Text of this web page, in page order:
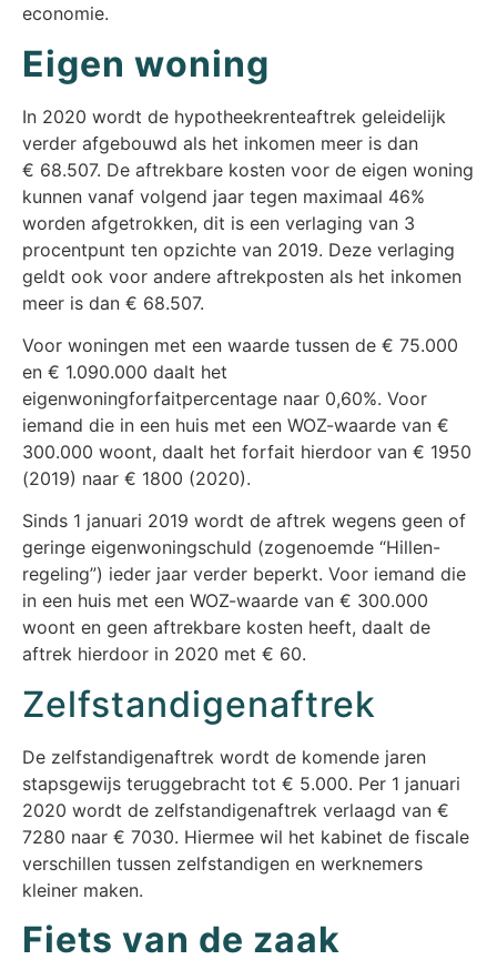
economie.
Eigen woning
In 2020 wordt de hypotheekrenteaftrek geleidelijk
verder afgebouwd als het inkomen meer is dan
€ 68.507. De aftrekbare kosten voor de eigen woning
kunnen vanaf volgend jaar tegen maximaal 46%
worden afgetrokken, dit is een verlaging van 3
procentpunt ten opzichte van 2019. Deze verlaging
geldt ook voor andere aftrekposten als het inkomen
meer is dan € 68.507.
Voor woningen met een waarde tussen de € 75.000
en € 1.090.000 daalt het
eigenwoningforfaitpercentage naar 0,60%. Voor
iemand die in een huis met een WOZ-waarde van €
300.000 woont, daalt het forfait hierdoor van € 1950
(2019) naar € 1800 (2020).
Sinds 1 januari 2019 wordt de aftrek wegens geen of
geringe eigenwoningschuld (zogenoemde “Hillen-
regeling”) ieder jaar verder beperkt. Voor iemand die
in een huis met een WOZ-waarde van € 300.000
woont en geen aftrekbare kosten heeft, daalt de
aftrek hierdoor in 2020 met € 60.
Zelfstandigenaftrek
De zelfstandigenaftrek wordt de komende jaren
stapsgewijs teruggebracht tot € 5.000. Per 1 januari
2020 wordt de zelfstandigenaftrek verlaagd van €
7280 naar € 7030. Hiermee wil het kabinet de fiscale
verschillen tussen zelfstandigen en werknemers
kleiner maken.
Fiets van de zaak